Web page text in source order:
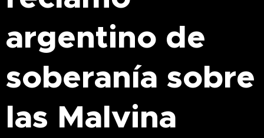
argentino de
soberanía sobre
las Malvina